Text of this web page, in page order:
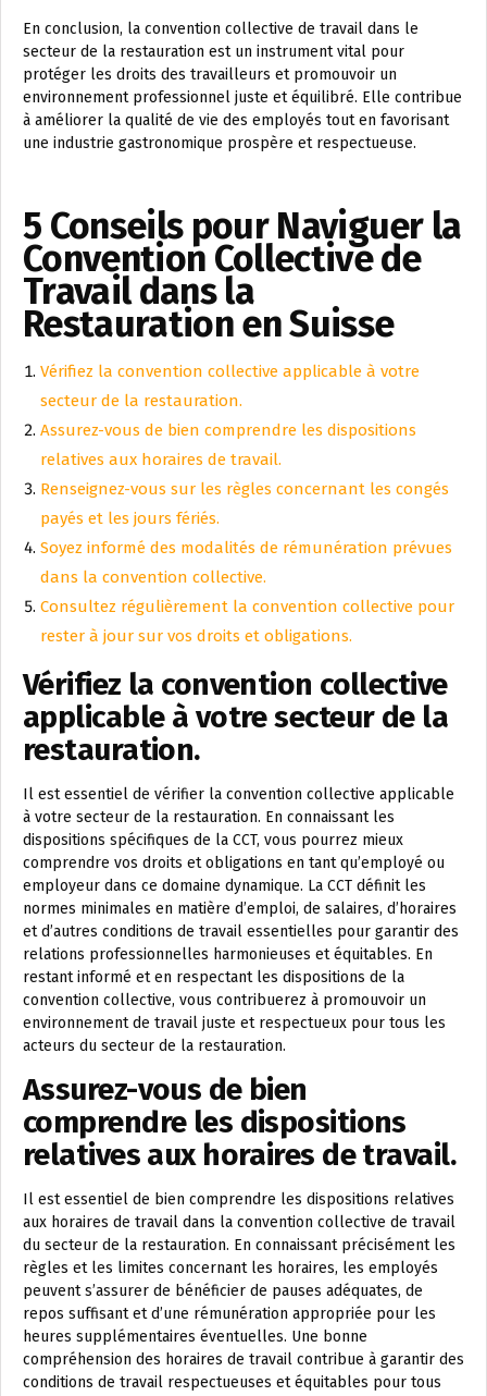
En conclusion, la convention collective de travail dans le
secteur de la restauration est un instrument vital pour
protéger les droits des travailleurs et promouvoir un
environnement professionnel juste et équilibré. Elle contribue
à améliorer la qualité de vie des employés tout en favorisant
une industrie gastronomique prospère et respectueuse.
5 Conseils pour Naviguer la
Convention Collective de
Travail dans la
Restauration en Suisse
Vérifiez la convention collective applicable à votre
secteur de la restauration.
Assurez-vous de bien comprendre les dispositions
relatives aux horaires de travail.
Renseignez-vous sur les règles concernant les congés
payés et les jours fériés.
Soyez informé des modalités de rémunération prévues
dans la convention collective.
Consultez régulièrement la convention collective pour
rester à jour sur vos droits et obligations.
Vérifiez la convention collective
applicable à votre secteur de la
restauration.
Il est essentiel de vérifier la convention collective applicable
à votre secteur de la restauration. En connaissant les
dispositions spécifiques de la CCT, vous pourrez mieux
comprendre vos droits et obligations en tant qu’employé ou
employeur dans ce domaine dynamique. La CCT définit les
normes minimales en matière d’emploi, de salaires, d’horaires
et d’autres conditions de travail essentielles pour garantir des
relations professionnelles harmonieuses et équitables. En
restant informé et en respectant les dispositions de la
convention collective, vous contribuerez à promouvoir un
environnement de travail juste et respectueux pour tous les
acteurs du secteur de la restauration.
Assurez-vous de bien
comprendre les dispositions
relatives aux horaires de travail.
Il est essentiel de bien comprendre les dispositions relatives
aux horaires de travail dans la convention collective de travail
du secteur de la restauration. En connaissant précisément les
règles et les limites concernant les horaires, les employés
peuvent s’assurer de bénéficier de pauses adéquates, de
repos suffisant et d’une rémunération appropriée pour les
heures supplémentaires éventuelles. Une bonne
compréhension des horaires de travail contribue à garantir des
conditions de travail respectueuses et équitables pour tous